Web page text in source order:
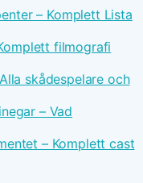
– Komplett Lista
filmografi
skådespelare och
– Vad
– Komplett cast